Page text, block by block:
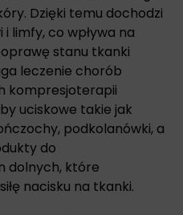
Dzięki temu dochodzi
limfy, co wpływa na
stanu tkanki
leczenie chorób
kompresjoterapii
uciskowe takie jak
podkolanówki, a
do
dolnych, które
nacisku na tkanki.